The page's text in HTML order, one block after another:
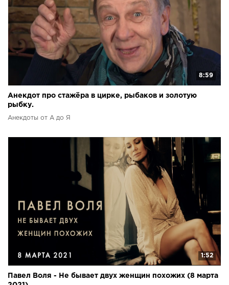
8:59
Анекдот про стажёра в цирке, рыбаков и золотую
рыбку.
Анекдоты от А до Я
1:52
Павел Воля - Не бывает двух женщин похожих (8 марта